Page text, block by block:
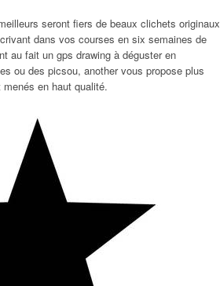
seront fiers de beaux clichets originaux
dans vos courses en six semaines de
au fait un gps drawing à déguster en
ou des picsou, another vous propose plus
en haut qualité.